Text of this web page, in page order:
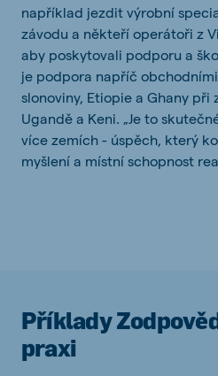
například jezdit výrobní
závodu a někteří operátoři z
aby poskytovali podporu a
je podpora napříč
slonoviny, Etiopie a Ghany při
Ugandě a Keni. „Je to
více zemích - úspěch, který
myšlení a místní schopnost
Příklady
praxi